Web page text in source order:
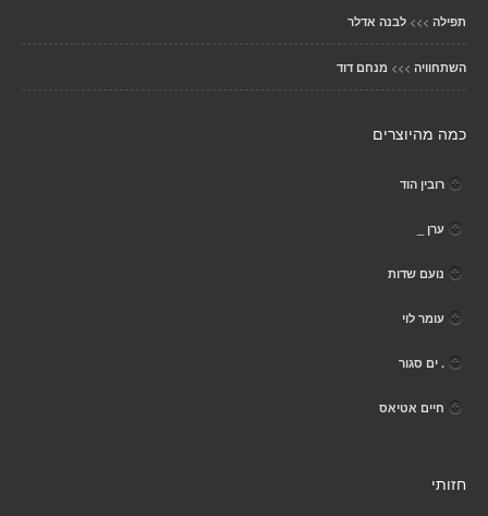
תפילה >>> לבנה אדלר
השתחוויה >>> מנחם דוד
כמה מהיוצרים
רובין הוד
ערן _
נועם שדות
עומר לוי
. ים סגור
חיים אטיאס
חזותי